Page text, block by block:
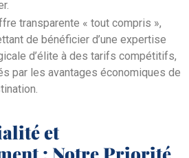
transparente « tout compris »,
de bénéficier d’une expertise
d’élite à des tarifs compétitifs,
par les avantages économiques de
et